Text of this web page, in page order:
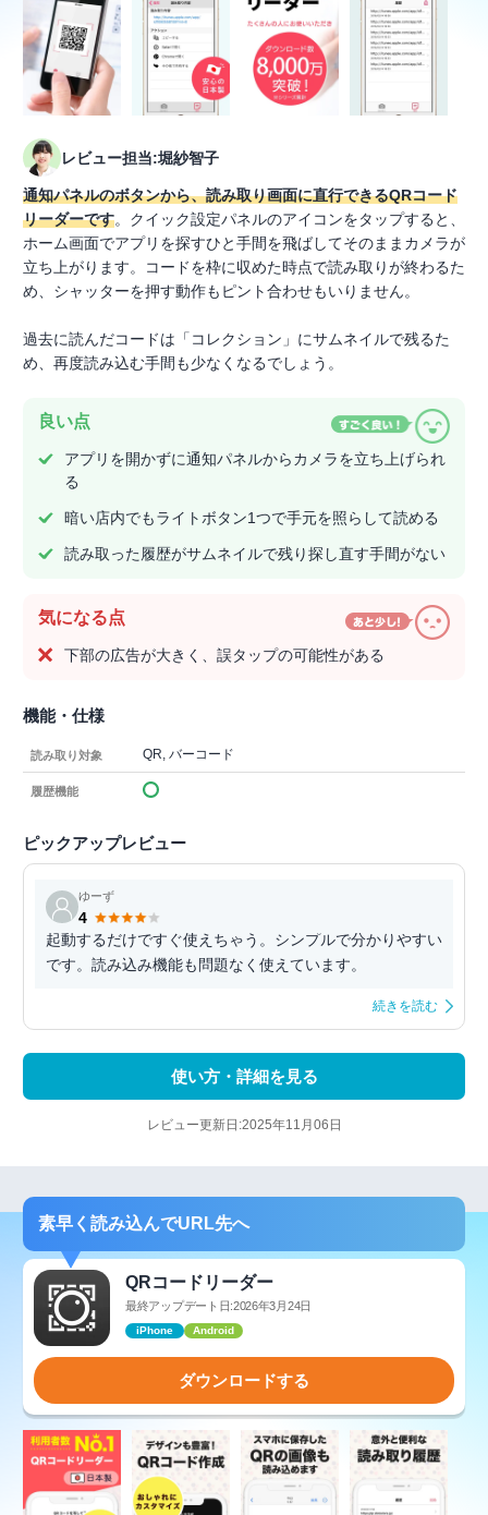
レビュー担当:堀紗智子
通知パネルのボタンから、読み取り画面に直行できるQRコード
リーダーです。クイック設定パネルのアイコンをタップすると、
ホーム画面でアプリを探すひと手間を飛ばしてそのままカメラが
立ち上がります。コードを枠に収めた時点で読み取りが終わるた
め、シャッターを押す動作もピント合わせもいりません。
過去に読んだコードは「コレクション」にサムネイルで残るた
め、再度読み込む手間も少なくなるでしょう。
良い点
アプリを開かずに通知パネルからカメラを立ち上げられ
る
暗い店内でもライトボタン1つで手元を照らして読める
読み取った履歴がサムネイルで残り探し直す手間がない
気になる点
下部の広告が大きく、誤タップの可能性がある
機能・仕様
読み取り対象 QR, バーコード
履歴機能
ピックアップレビュー
ゆーず
4
起動するだけですぐ使えちゃう。シンプルで分かりやすい
です。読み込み機能も問題なく使えています。
続きを読む
使い方・詳細を見る
レビュー更新日:2025年11月06日
素早く読み込んでURL先へ
QRコードリーダー
最終アップデート日:2026年3月24日
iPhone Android
ダウンロードする